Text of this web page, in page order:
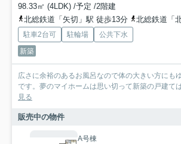
98.33㎡ (4LDK) /予定 /2階建
北総鉄道「矢切」駅 徒歩13分
北総鉄道「
駐車2台可 駐輪場
公共下水
新築
広さに余裕のあるお風呂なので体の大きい方にも
です。夢のマイホームは思い切って新築の戸建て
見る
販売中の物件
A号棟